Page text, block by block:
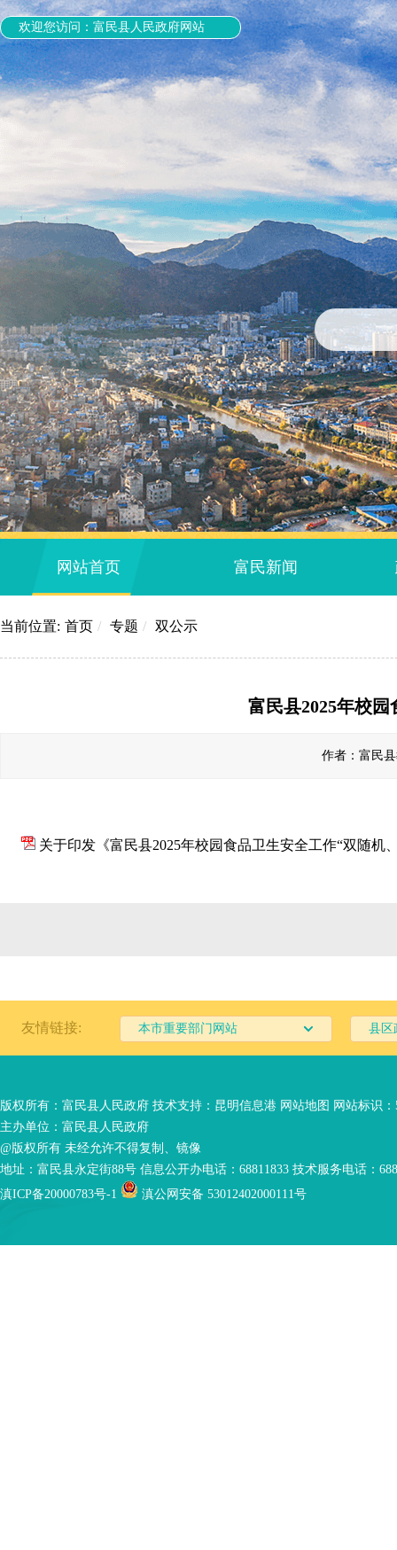
欢迎您访问：富民县人民政府网站
网站首页 富民新闻
当前位置: 首页 / 专题 / 双公示
富民县2025年校
作者：富民
关于印发《富民县2025年校园食品卫生安全工作“双随机
友情链接: 本市重要部门网站 县区
版权所有：富民县人民政府 技术支持： 昆明信息港 网站地图 网站标识：
主办单位：富民县人民政府
@版权所有 未经允许不得复制、镜像
地址：富民县永定街88号 信息公开办电话：68811833 技术服务电话：
滇ICP备20000783号-1
滇公网安备 53012402000111号